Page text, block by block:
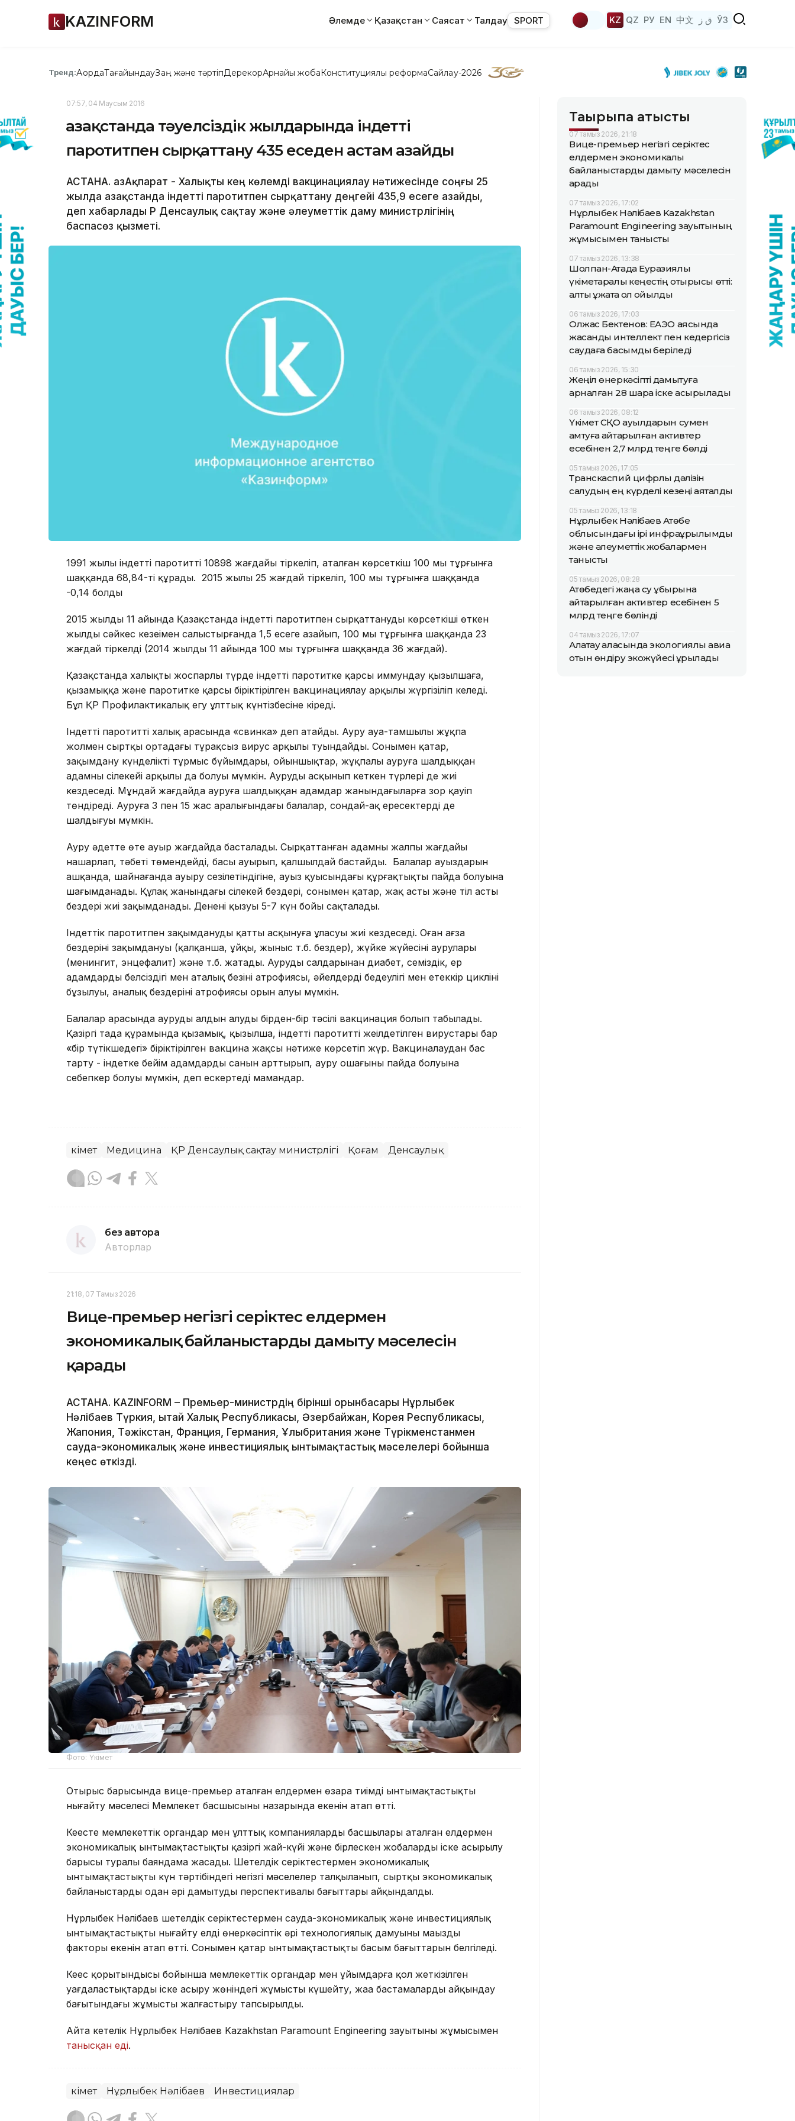
KAZINFORM Әлемде Қазақстан Саясат Талдау SPORT KZ QZ РУ EN 中文 ق ز ЎЗ
Тренд:АқордаТағайындауЗаң және тәртіпДерекқорАрнайы жобаКонституциялық реформаСайлау-2026
07:57, 04 Маусым 2016
Қазақстанда тәуелсіздік жылдарында індетті
паротитпен сырқаттану 435 еседен астам азайды
АСТАНА. ҚазАқпарат - Халықты кең көлемді вакцинациялау нәтижесінде соңғы 25
жылда Қазақстанда індетті паротитпен сырқаттану деңгейі 435,9 есеге азайды,
деп хабарлады ҚР Денсаулық сақтау және әлеуметтік даму министрлігінің
баспасөз қызметі.
1991 жылы індетті паротиттің 10898 жағдайы тіркеліп, аталған көрсеткіш 100 мың тұрғынға
шаққанда 68,84-ті құрады. 2015 жылы 25 жағдай тіркеліп, 100 мың тұрғынға шаққанда
-0,14 болды
2015 жылдың 11 айында Қазақстанда індетті паротитпен сырқаттанудың көрсеткіші өткен
жылдың сәйкес кезеңімен салыстырғанда 1,5 есеге азайып, 100 мың тұрғынға шаққанда 23
жағдай тіркелді (2014 жылдың 11 айында 100 мың тұрғынға шаққанда 36 жағдай).
Қазақстанда халықты жоспарлы түрде індетті паротитке қарсы иммундау қызылшаға,
қызамыққа және паротитке қарсы біріктірілген вакцинациялау арқылы жүргізіліп келеді.
Бұл ҚР Профилактикалық егу ұлттық күнтізбесіне кіреді.
Індетті паротитті халық арасында «свинка» деп атайды. Ауру ауа-тамшылы жұқпа
жолмен сыртқы ортадағы тұрақсыз вирус арқылы туындайды. Сонымен қатар,
зақымдану күнделікті тұрмыс бүйымдары, ойыншықтар, жұқпалы ауруға шалдыққан
адамның сілекейі арқылы да болуы мүмкін. Аурудың асқынып кеткен түрлері де жиі
кездеседі. Мұндай жағдайда ауруға шалдыққан адамдар жанындағыларға зор қауіп
төндіреді. Ауруға 3 пен 15 жас аралығындағы балалар, сондай-ақ ересектердің де
шалдығуы мүмкін.
Ауру әдетте өте ауыр жағдайда басталады. Сырқаттанған адамның жалпы жағдайы
нашарлап, тәбеті төмендейді, басы ауырып, қалшылдай бастайды. Балалар ауыздарын
ашқанда, шайнағанда ауыру сезілетіндігіне, ауыз қуысындағы құрғақтықтың пайда болуына
шағымданады. Құлақ жанындағы сілекей бездері, сонымен қатар, жақ асты және тіл асты
бездері жиі зақымданады. Дененің қызуы 5-7 күн бойы сақталады.
Індеттік паротитпен зақымданудың қатты асқынуға ұласуы жиі кездеседі. Оған ағза
бездерінің зақымдануы (қалқанша, ұйқы, жыныс т.б. бездер), жүйке жүйесінің аурулары
(менингит, энцефалит) және т.б. жатады. Аурудың салдарынан диабет, семіздік, ер
адамдардың белсіздігі мен аталық безінің атрофиясы, әйелдердің бедеулігі мен етеккір циклінің
бұзылуы, аналық бездерінің атрофиясы орын алуы мүмкін.
Балалар арасында аурудың алдын алудың бірден-бір тәсілі вакцинация болып табылады.
Қазіргі таңда құрамында қызамық, қызылша, індетті паротиттің жеңілдетілген вирустары бар
«бір түтікшедегі» біріктірілген вакцина жақсы нәтиже көрсетіп жүр. Вакциналаудан бас
тарту - індетке бейім адамдардың санын арттырып, ауру ошағының пайда болуына
себепкер болуы мүмкін, деп ескертеді мамандар.
Үкімет Медицина ҚР Денсаулық сақтау министрлігі Қоғам Денсаулық
без автора
Авторлар
21:18, 07 Тамыз 2026
Вице-премьер негізгі серіктес елдермен
экономикалық байланыстарды дамыту мәселесін
қарады
АСТАНА. KAZINFORM – Премьер-министрдің бірінші орынбасары Нұрлыбек
Нәлібаев Түркия, Қытай Халық Республикасы, Әзербайжан, Корея Республикасы,
Жапония, Тәжікстан, Франция, Германия, Ұлыбритания және Түрікменстанмен
сауда-экономикалық және инвестициялық ынтымақтастық мәселелері бойынша
кеңес өткізді.
Фото: Үкімет
Отырыс барысында вице-премьер аталған елдермен өзара тиімді ынтымақтастықты
нығайту мәселесі Мемлекет басшысының назарында екенін атап өтті.
Кеңесте мемлекеттік органдар мен ұлттық компаниялардың басшылары аталған елдермен
экономикалық ынтымақтастықтың қазіргі жай-күйі және бірлескен жобалардың іске асырылу
барысы туралы баяндама жасады. Шетелдік серіктестермен экономикалық
ынтымақтастықтың күн тәртібіндегі негізгі мәселелер талқыланып, сыртқы экономикалық
байланыстарды одан әрі дамытудың перспективалы бағыттары айқындалды.
Нұрлыбек Нәлібаев шетелдік серіктестермен сауда-экономикалық және инвестициялық
ынтымақтастықты нығайту елдің өнеркәсіптік әрі технологиялық дамуының маңызды
факторы екенін атап өтті. Сонымен қатар ынтымақтастықтың басым бағыттарын белгіледі.
Кеңес қорытындысы бойынша мемлекеттік органдар мен ұйымдарға қол жеткізілген
уағдаластықтарды іске асыру жөніндегі жұмысты күшейту, жаңа бастамаларды айқындау
бағытындағы жұмысты жалғастыру тапсырылды.
Айта кетелік Нұрлыбек Нәлібаев Kazakhstan Paramount Engineering зауытының жұмысымен
танысқан еді.
Үкімет Нұрлыбек Нәлібаев Инвестициялар
Тақырыпқа қатысты
07 тамыз 2026, 21:18
Вице-премьер негізгі серіктес
елдермен экономикалық
байланыстарды дамыту мәселесін
қарады
07 тамыз 2026, 17:02
Нұрлыбек Нәлібаев Kazakhstan
Paramount Engineering зауытының
жұмысымен танысты
07 тамыз 2026, 13:38
Шолпан-Атада Еуразиялық
үкіметаралық кеңестің отырысы өтті:
алты құжатқа қол қойылды
06 тамыз 2026, 17:03
Олжас Бектенов: ЕАЭО аясында
жасанды интеллект пен кедергісіз
саудаға басымдық беріледі
06 тамыз 2026, 15:30
Жеңіл өнеркәсіпті дамытуға
арналған 28 шара іске асырылады
06 тамыз 2026, 08:12
Үкімет СҚО ауылдарын сумен
қамтуға қайтарылған активтер
есебінен 2,7 млрд теңге бөлді
05 тамыз 2026, 17:05
Транскаспий цифрлық дәлізін
салудың ең күрделі кезеңі аяқталды
05 тамыз 2026, 13:18
Нұрлыбек Нәлібаев Ақтөбе
облысындағы ірі инфрақұрылымдық
және әлеуметтік жобалармен
танысты
05 тамыз 2026, 08:28
Ақтөбедегі жаңа су құбырына
қайтарылған активтер есебінен 5
млрд теңге бөлінді
04 тамыз 2026, 17:07
Алатау қаласында экологиялық авиа
отын өндіру экожүйесі құрылады